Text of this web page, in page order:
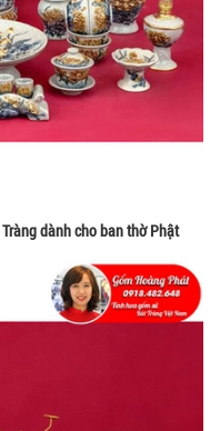
dành cho ban thờ Phật